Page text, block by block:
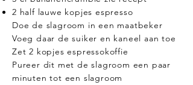
2 half lauwe kopjes espresso
Doe de slagroom in een maatbeker
Voeg daar de suiker en kaneel aan toe
Zet 2 kopjes espressokoffie
Pureer dit met de slagroom een paar
minuten tot een slagroom